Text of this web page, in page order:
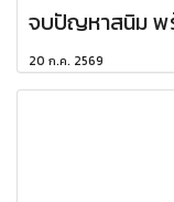
จบปัญหาสนิม พ
20 ก.ค. 2569